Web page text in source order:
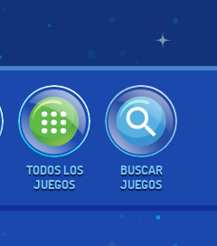
TODOS LOS
JUEGOS
BUSCAR
JUEGOS